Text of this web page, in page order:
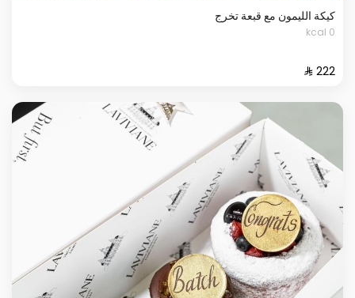
كيكة الليمون مع قبعة تخرج
0 kcal